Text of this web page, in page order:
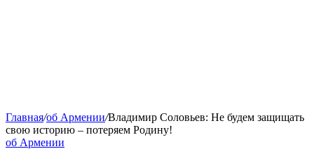
Главная/об Армении/Владимир Соловьев: Не будем защищать
свою историю – потеряем Родину!
об Армении